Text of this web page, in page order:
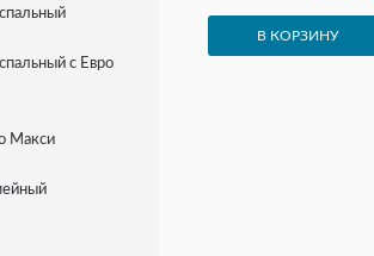
с Евро
Макси
Плохо
В КОРЗИНУ